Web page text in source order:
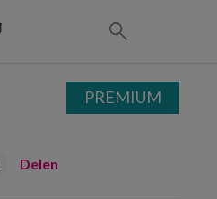
Delen
PREMIUM